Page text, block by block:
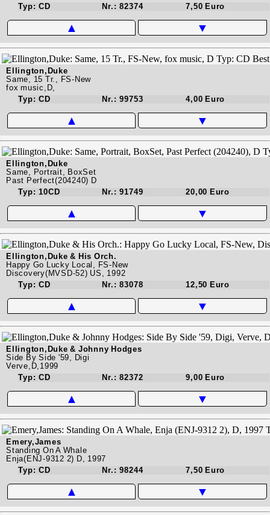
Typ: CD
Nr.: 82374 7,50 Euro
▲ ▼
Ellington,Duke
Same, 15 Tr., FS-New
fox music,D,
Typ: CD
Nr.: 99753 4,00 Euro
▲ ▼
Ellington,Duke
Same, Portrait, BoxSet
Past Perfect(204240) D
Typ: 10CD
Nr.: 91749 20,00 Euro
▲ ▼
Ellington,Duke & His Orch.
Happy Go Lucky Local, FS-New
Discovery(MVSD-52) US, 1992
Typ: CD
Nr.: 83078 12,50 Euro
▲ ▼
Ellington,Duke & Johnny Hodges
Side By Side '59, Digi
Verve,D,1999
Typ: CD
Nr.: 82372 9,00 Euro
▲ ▼
Emery,James
Standing On A Whale
Enja(ENJ-9312 2) D, 1997
Typ: CD
Nr.: 98244 7,50 Euro
▲ ▼